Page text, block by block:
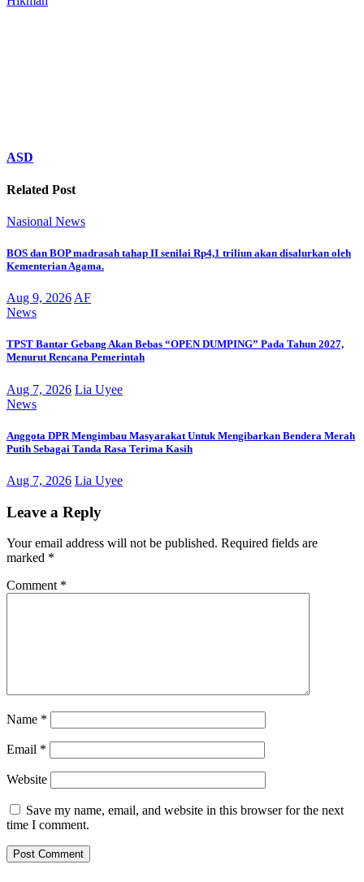
ASD
Related Post
Nasional News
BOS dan BOP madrasah tahap II senilai Rp4,1 triliun akan disalurkan oleh
Kementerian Agama.
Aug 9, 2026 AF
News
TPST Bantar Gebang Akan Bebas “OPEN DUMPING” Pada Tahun 2027,
Menurut Rencana Pemerintah
Aug 7, 2026 Lia Uyee
News
Anggota DPR Mengimbau Masyarakat Untuk Mengibarkan Bendera Merah
Putih Sebagai Tanda Rasa Terima Kasih
Aug 7, 2026 Lia Uyee
Leave a Reply
Your email address will not be published. Required fields are
marked *
Comment *
Name *
Email *
Website
Save my name, email, and website in this browser for the next
time I comment.